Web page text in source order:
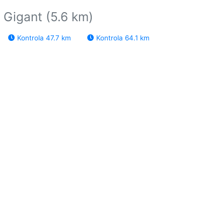
(5.6 km)
Kontrola 47.7 km Kontrola 64.1 km